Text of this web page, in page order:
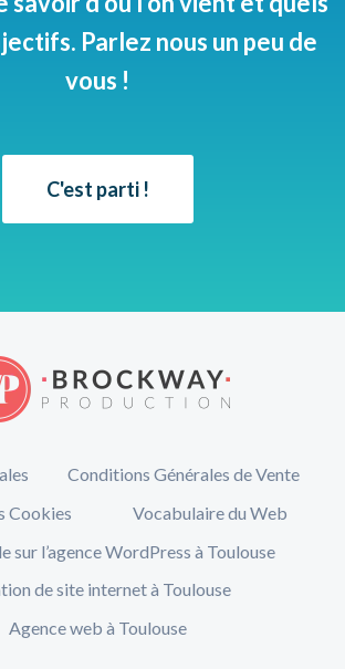
Parlez nous un peu de
vous !
C'est parti !
Conditions Générales de Vente
Cookies
Vocabulaire du Web
sur l’agence WordPress à Toulouse
de site internet à Toulouse
Agence web à Toulouse